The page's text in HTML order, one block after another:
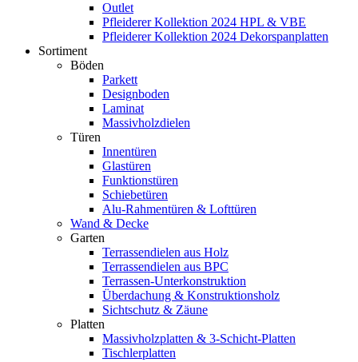
Outlet
Pfleiderer Kollektion 2024 HPL & VBE
Pfleiderer Kollektion 2024 Dekorspanplatten
Sortiment
Böden
Parkett
Designboden
Laminat
Massivholzdielen
Türen
Innentüren
Glastüren
Funktionstüren
Schiebetüren
Alu-Rahmentüren & Lofttüren
Wand & Decke
Garten
Terrassendielen aus Holz
Terrassendielen aus BPC
Terrassen-Unterkonstruktion
Überdachung & Konstruktionsholz
Sichtschutz & Zäune
Platten
Massivholzplatten & 3-Schicht-Platten
Tischlerplatten